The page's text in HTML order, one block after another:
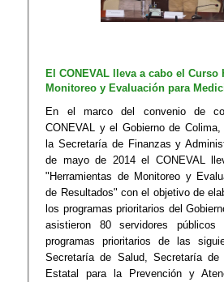
El CONEVAL lleva a cabo el Curso
Monitoreo y Evaluación para
En el marco del convenio de
CONEVAL y el Gobierno de
la Secretaría de Finanzas y
de mayo de 2014 el CONEVAL
"Herramientas de Monitoreo y
de Resultados" con el objetivo de
los programas prioritarios del
asistieron 80 servidores
programas prioritarios de las
Secretaría de Salud, Secretaría de
Estatal para la Prevención y